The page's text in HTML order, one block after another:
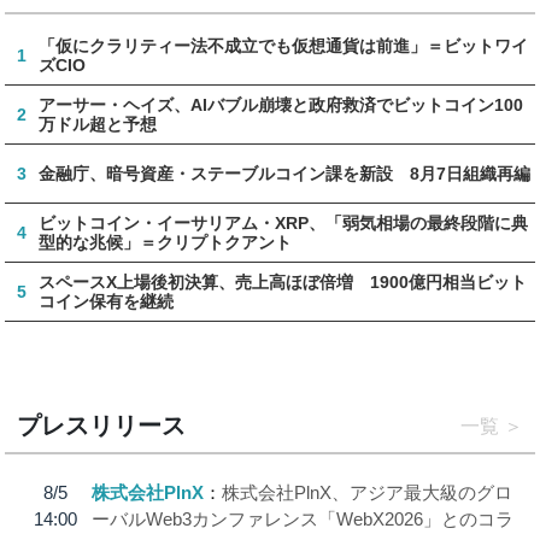
1
「仮にクラリティー法不成立でも仮想通貨は前進」＝ビットワイ
ズCIO
2
アーサー・ヘイズ、AIバブル崩壊と政府救済でビットコイン100
万ドル超と予想
3 金融庁、暗号資産・ステーブルコイン課を新設 8月7日組織再編
4
ビットコイン・イーサリアム・XRP、「弱気相場の最終段階に典
型的な兆候」＝クリプトクアント
5
スペースX上場後初決算、売上高ほぼ倍増 1900億円相当ビット
コイン保有を継続
プレスリリース 一覧
8/5
14:00
株式会社PlnX
株式会社PlnX、アジア最大級のグロ
ーバルWeb3カンファレンス「WebX2026」とのコラ